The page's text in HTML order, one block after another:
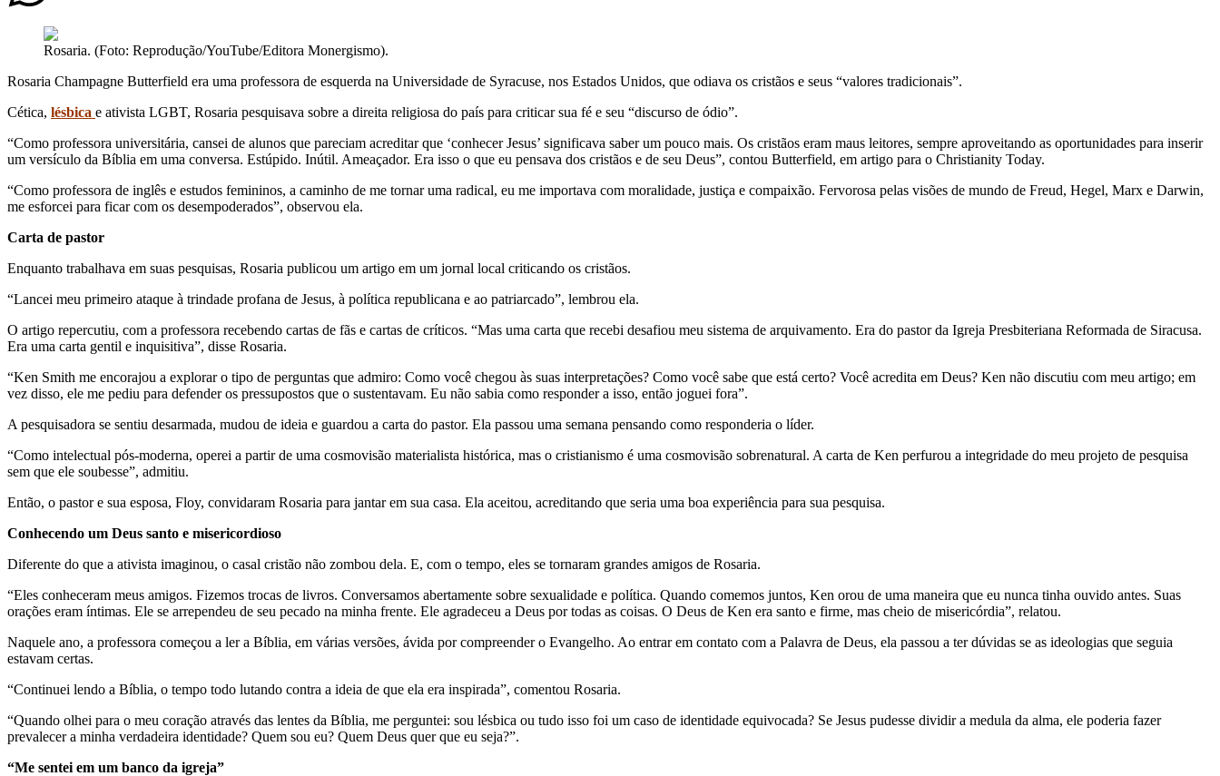
Rosaria. (Foto: Reprodução/YouTube/Editora Monergismo).
Rosaria Champagne Butterfield era uma professora de esquerda na Universidade de Syracuse, nos Estados Unidos, que odiava os cristãos e seus “valores tradicionais”.
Cética, lésbica e ativista LGBT, Rosaria pesquisava sobre a direita religiosa do país para criticar sua fé e seu “discurso de ódio”.
“Como professora universitária, cansei de alunos que pareciam acreditar que ‘conhecer Jesus’ significava saber um pouco mais. Os cristãos eram maus leitores, sempre aproveitando as oportunidades para inserir
um versículo da Bíblia em uma conversa. Estúpido. Inútil. Ameaçador. Era isso o que eu pensava dos cristãos e de seu Deus”, contou Butterfield, em artigo para o Christianity Today.
“Como professora de inglês e estudos femininos, a caminho de me tornar uma radical, eu me importava com moralidade, justiça e compaixão. Fervorosa pelas visões de mundo de Freud, Hegel, Marx e Darwin,
me esforcei para ficar com os desempoderados”, observou ela.
Carta de pastor
Enquanto trabalhava em suas pesquisas, Rosaria publicou um artigo em um jornal local criticando os cristãos.
“Lancei meu primeiro ataque à trindade profana de Jesus, à política republicana e ao patriarcado”, lembrou ela.
O artigo repercutiu, com a professora recebendo cartas de fãs e cartas de críticos. “Mas uma carta que recebi desafiou meu sistema de arquivamento. Era do pastor da Igreja Presbiteriana Reformada de Siracusa.
Era uma carta gentil e inquisitiva”, disse Rosaria.
“Ken Smith me encorajou a explorar o tipo de perguntas que admiro: Como você chegou às suas interpretações? Como você sabe que está certo? Você acredita em Deus? Ken não discutiu com meu artigo; em
vez disso, ele me pediu para defender os pressupostos que o sustentavam. Eu não sabia como responder a isso, então joguei fora”.
A pesquisadora se sentiu desarmada, mudou de ideia e guardou a carta do pastor. Ela passou uma semana pensando como responderia o líder.
“Como intelectual pós-moderna, operei a partir de uma cosmovisão materialista histórica, mas o cristianismo é uma cosmovisão sobrenatural. A carta de Ken perfurou a integridade do meu projeto de pesquisa
sem que ele soubesse”, admitiu.
Então, o pastor e sua esposa, Floy, convidaram Rosaria para jantar em sua casa. Ela aceitou, acreditando que seria uma boa experiência para sua pesquisa.
Conhecendo um Deus santo e misericordioso
Diferente do que a ativista imaginou, o casal cristão não zombou dela. E, com o tempo, eles se tornaram grandes amigos de Rosaria.
“Eles conheceram meus amigos. Fizemos trocas de livros. Conversamos abertamente sobre sexualidade e política. Quando comemos juntos, Ken orou de uma maneira que eu nunca tinha ouvido antes. Suas
orações eram íntimas. Ele se arrependeu de seu pecado na minha frente. Ele agradeceu a Deus por todas as coisas. O Deus de Ken era santo e firme, mas cheio de misericórdia”, relatou.
Naquele ano, a professora começou a ler a Bíblia, em várias versões, ávida por compreender o Evangelho. Ao entrar em contato com a Palavra de Deus, ela passou a ter dúvidas se as ideologias que seguia
estavam certas.
“Continuei lendo a Bíblia, o tempo todo lutando contra a ideia de que ela era inspirada”, comentou Rosaria.
“Quando olhei para o meu coração através das lentes da Bíblia, me perguntei: sou lésbica ou tudo isso foi um caso de identidade equivocada? Se Jesus pudesse dividir a medula da alma, ele poderia fazer
prevalecer a minha verdadeira identidade? Quem sou eu? Quem Deus quer que eu seja?”.
“Me sentei em um banco da igreja”